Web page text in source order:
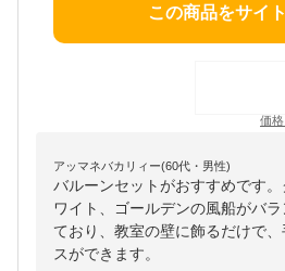
この商品をサイ
価
アッマネバカリィー(60代・男性)
バルーンセットがおすすめです
ワイト、ゴールデンの風船がバ
ており、教室の壁に飾るだけで
スができます。